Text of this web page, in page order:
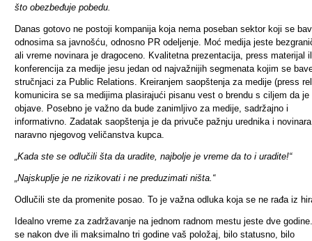
što obezbeđuje pobedu.
Danas gotovo ne postoji kompanija koja nema poseban sektor koji se
odnosima sa javnošću, odnosno PR odeljenje. Moć medija jeste
ali vreme novinara je dragoceno. Kvalitetna prezentacija, press materijal
konferencija za medije jesu jedan od najvažnijih segmenata kojim se
stručnjaci za Public Relations. Kreiranjem saopštenja za medije (press
komunicira se sa medijima plasirajući pisanu vest o brendu s ciljem da je
objave. Posebno je važno da bude zanimljivo za medije, sadržajno i
informativno. Zadatak saopštenja je da privuče pažnju urednika i
naravno njegovog veličanstva kupca.
„Kada ste se odlučili šta da uradite, najbolje je vreme da to i uradite!“
„Najskuplje je ne rizikovati i ne preduzimati ništa.“
Odlučili ste da promenite posao. To je važna odluka koja se ne rađa iz
Idealno vreme za zadržavanje na jednom radnom mestu jeste dve
se nakon dve ili maksimalno tri godine vaš položaj, bilo statusno, bilo